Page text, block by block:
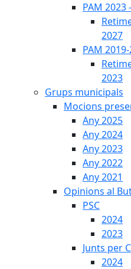
PAM 2023
2027
PAM
2023
Grups municipals
Mocions
Any 2025
Any 2024
Any 2023
Any 2022
Any 2021
Opinions al
PSC
2024
2023
Junts per
2024